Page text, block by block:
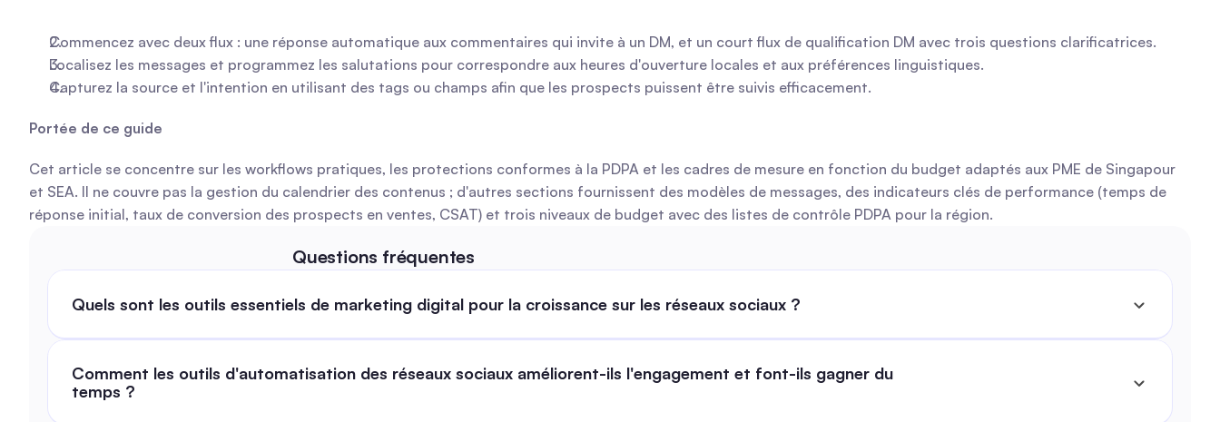
Commencez avec deux flux : une réponse automatique aux commentaires qui invite à un DM, et un court flux de qualification DM avec trois questions clarificatrices.
Localisez les messages et programmez les salutations pour correspondre aux heures d'ouverture locales et aux préférences linguistiques.
Capturez la source et l'intention en utilisant des tags ou champs afin que les prospects puissent être suivis efficacement.
Portée de ce guide
Cet article se concentre sur les workflows pratiques, les protections conformes à la PDPA et les cadres de mesure en fonction du budget adaptés aux PME de Singapour
et SEA. Il ne couvre pas la gestion du calendrier des contenus ; d'autres sections fournissent des modèles de messages, des indicateurs clés de performance (temps de
réponse initial, taux de conversion des prospects en ventes, CSAT) et trois niveaux de budget avec des listes de contrôle PDPA pour la région.
Questions fréquentes
Quels sont les outils essentiels de marketing digital pour la croissance sur les réseaux sociaux ?
Comment les outils d'automatisation des réseaux sociaux améliorent-ils l'engagement et font-ils gagner du
temps ?